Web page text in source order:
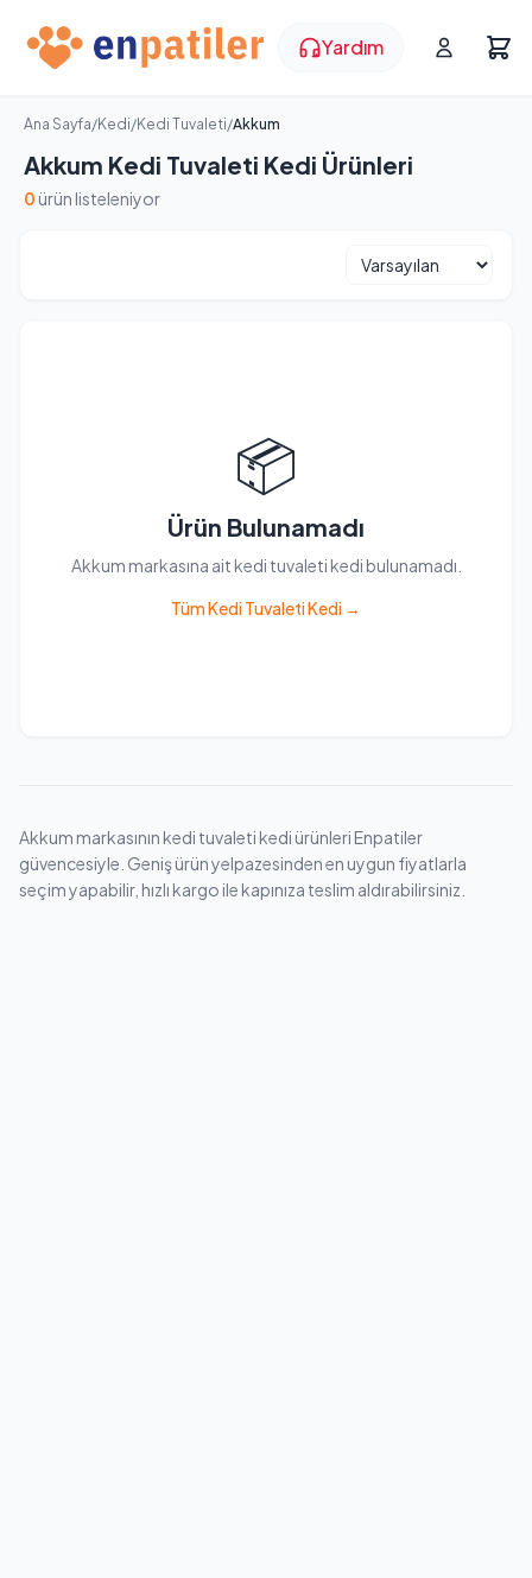
Yardım
Ana Sayfa/Kedi/Kedi Tuvaleti/Akkum
Akkum Kedi Tuvaleti Kedi Ürünleri
0 ürün listeleniyor
📦
Ürün Bulunamadı
Akkum markasına ait kedi tuvaleti kedi bulunamadı.
Tüm Kedi Tuvaleti Kedi →
Akkum markasının kedi tuvaleti kedi ürünleri Enpatiler
güvencesiyle. Geniş ürün yelpazesinden en uygun fiyatlarla
seçim yapabilir, hızlı kargo ile kapınıza teslim aldırabilirsiniz.